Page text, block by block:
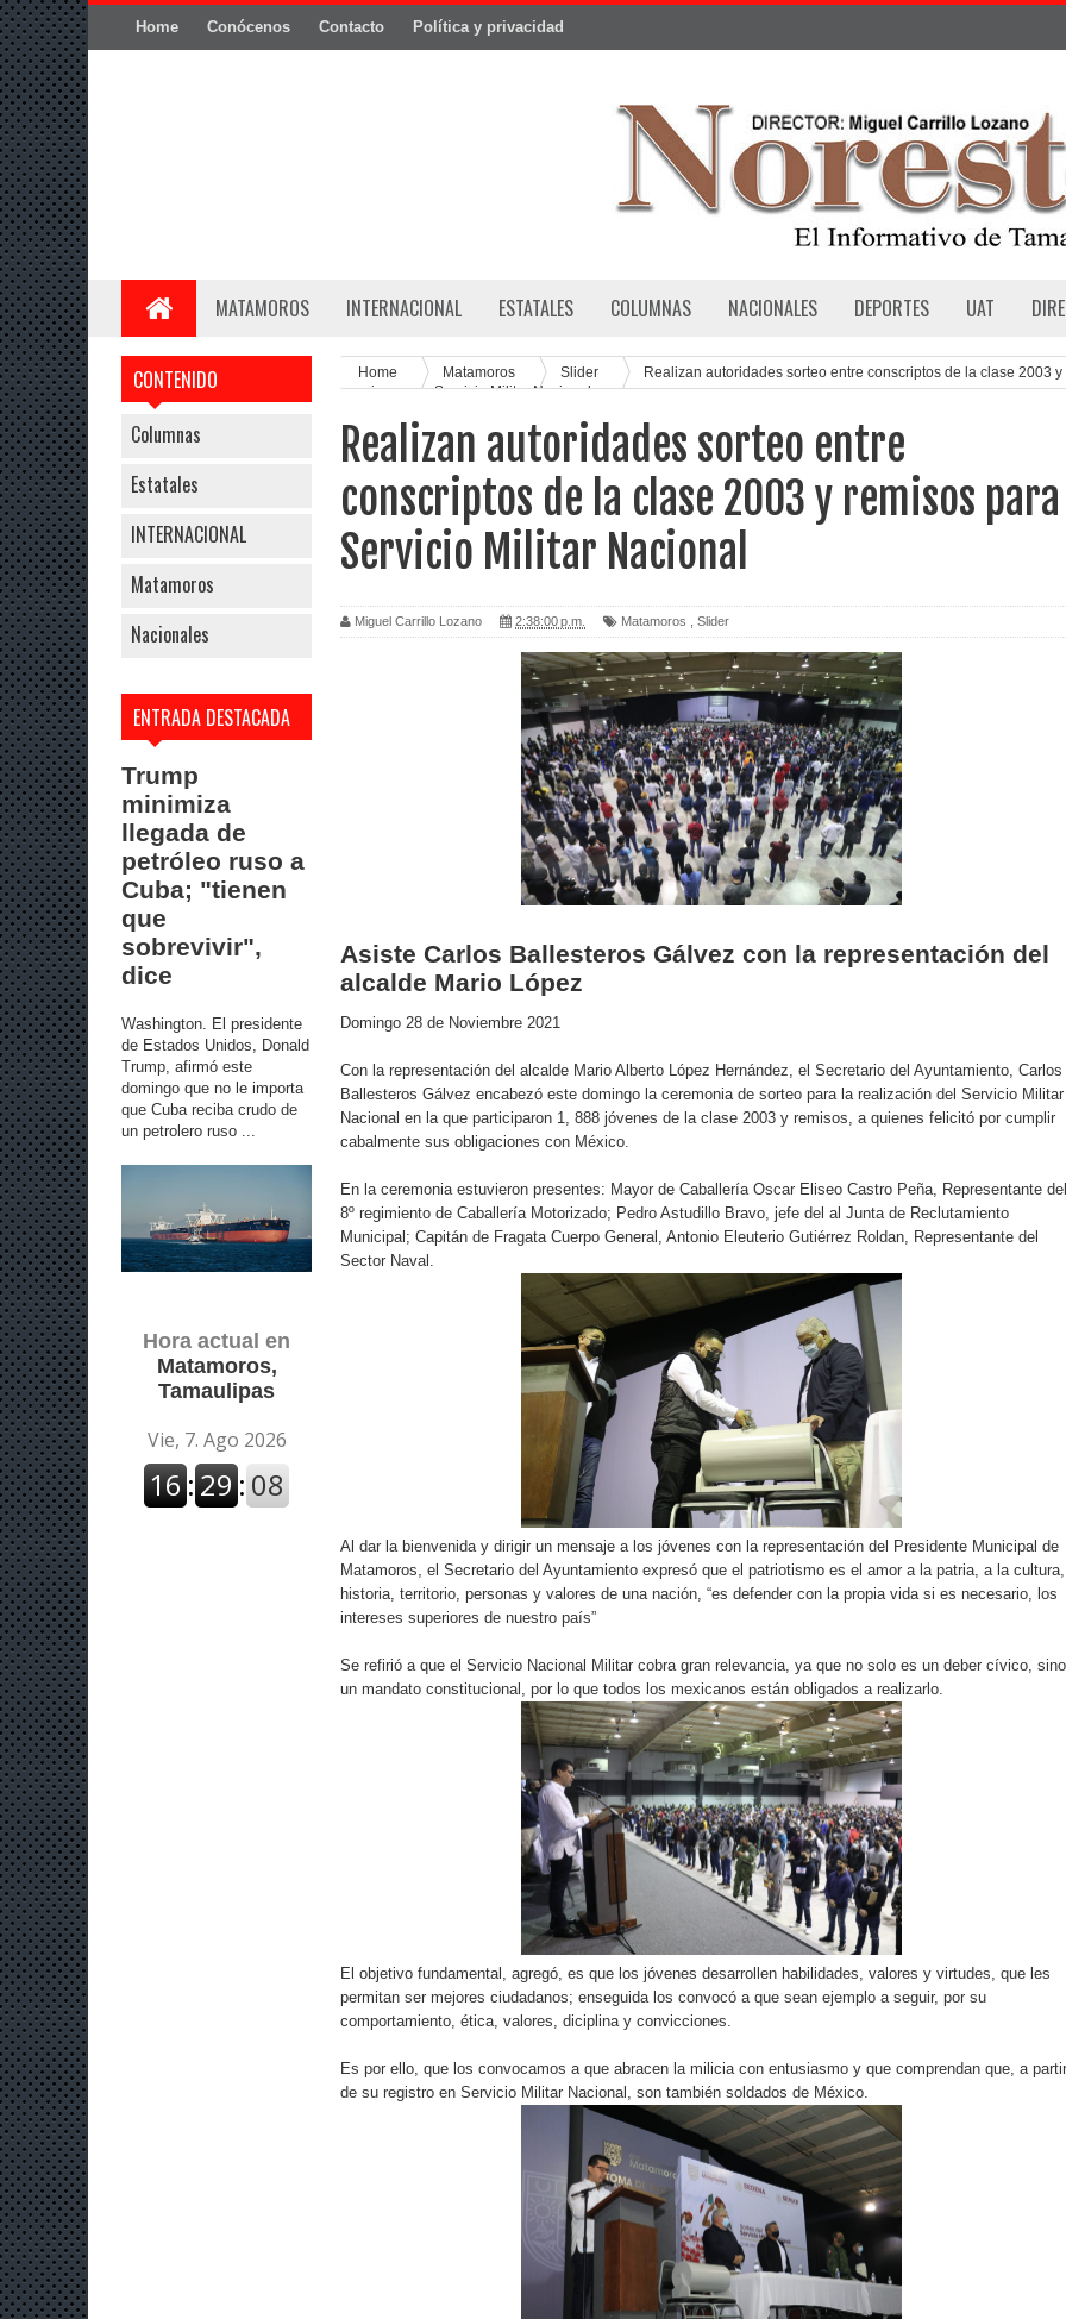
Home Conócenos Contacto Política y privacidad
MATAMOROS INTERNACIONAL ESTATALES COLUMNAS NACIONALES DEPORTES UAT
CONTENIDO
Columnas
Estatales
INTERNACIONAL
Matamoros
Nacionales
ENTRADA DESTACADA
Trump
minimiza
llegada de
petróleo ruso a
Cuba; "tienen
que
sobrevivir",
dice
Washington. El presidente
de Estados Unidos, Donald
Trump, afirmó este
domingo que no le importa
que Cuba reciba crudo de
un petrolero ruso ...
Hora actual en
Matamoros,
Tamaulipas
Home Matamoros Slider
Realizan autoridades sorteo entre conscriptos de la clase 2003 y
remisos para Servicio Militar Nacional
Realizan autoridades sorteo entre
conscriptos de la clase 2003 y remisos para
Servicio Militar Nacional
Miguel Carrillo Lozano 2:38:00 p.m. Matamoros Slider
Asiste Carlos Ballesteros Gálvez con la representación del
alcalde Mario López
Domingo 28 de Noviembre 2021
Con la representación del alcalde Mario Alberto López Hernández, el Secretario del Ayuntamiento, Carlos
Ballesteros Gálvez encabezó este domingo la ceremonia de sorteo para la realización del Servicio Militar
Nacional en la que participaron 1, 888 jóvenes de la clase 2003 y remisos, a quienes felicitó por cumplir
cabalmente sus obligaciones con México.
En la ceremonia estuvieron presentes: Mayor de Caballería Oscar Eliseo Castro Peña, Representante del
8º regimiento de Caballería Motorizado; Pedro Astudillo Bravo, jefe del al Junta de Reclutamiento
Municipal; Capitán de Fragata Cuerpo General, Antonio Eleuterio Gutiérrez Roldan, Representante del
Sector Naval.
Al dar la bienvenida y dirigir un mensaje a los jóvenes con la representación del Presidente Municipal de
Matamoros, el Secretario del Ayuntamiento expresó que el patriotismo es el amor a la patria, a la cultura,
historia, territorio, personas y valores de una nación, “es defender con la propia vida si es necesario, los
intereses superiores de nuestro país”
Se refirió a que el Servicio Nacional Militar cobra gran relevancia, ya que no solo es un deber cívico, sino
un mandato constitucional, por lo que todos los mexicanos están obligados a realizarlo.
El objetivo fundamental, agregó, es que los jóvenes desarrollen habilidades, valores y virtudes, que les
permitan ser mejores ciudadanos; enseguida los convocó a que sean ejemplo a seguir, por su
comportamiento, ética, valores, diciplina y convicciones.
Es por ello, que los convocamos a que abracen la milicia con entusiasmo y que comprendan que, a partir
de su registro en Servicio Militar Nacional, son también soldados de México.